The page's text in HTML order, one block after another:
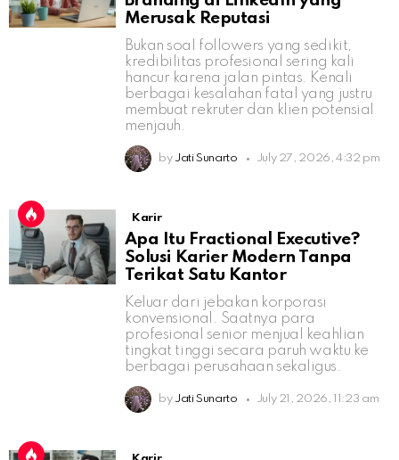
Merusak Reputasi
Bukan soal followers yang sedikit,
kredibilitas profesional sering kali
hancur karena jalan pintas. Kenali
berbagai kesalahan fatal yang justru
membuat rekruter dan klien potensial
menjauh.
by Jati Sunarto July 27, 2026, 4:32 pm
Karir
Apa Itu Fractional Executive?
Solusi Karier Modern Tanpa
Terikat Satu Kantor
Keluar dari jebakan korporasi
konvensional. Saatnya para
profesional senior menjual keahlian
tingkat tinggi secara paruh waktu ke
berbagai perusahaan sekaligus.
by Jati Sunarto July 21, 2026, 11:23 am